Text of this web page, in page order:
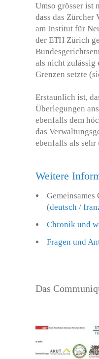
Umso grösser ist
dass das
am Institut für
der ETH Zürich
als nicht zulässig
Grenzen setzte
Erstaunlich ist,
Überlegungen
ebenfalls dem
das
ebenfalls als
Weitere
(deutsch /
Chronik und
Fragen und
Das